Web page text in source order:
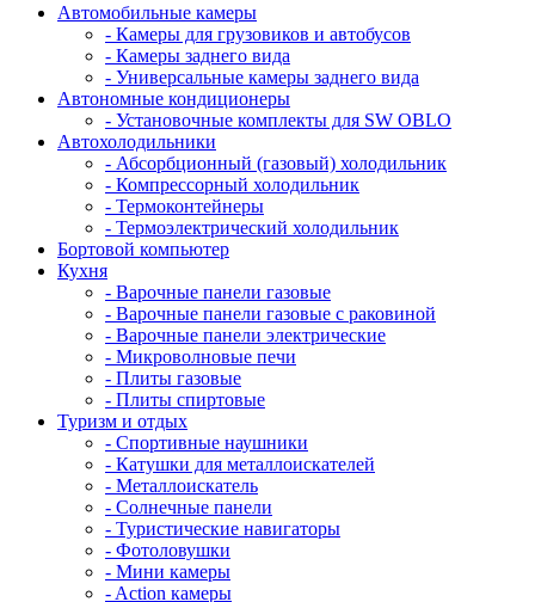
Автомобильные камеры
- Камеры для грузовиков и автобусов
- Камеры заднего вида
- Универсальные камеры заднего вида
Автономные кондиционеры
- Установочные комплекты для SW OBLO
Автохолодильники
- Абсорбционный (газовый) холодильник
- Компрессорный холодильник
- Термоконтейнеры
- Термоэлектрический холодильник
Бортовой компьютер
Кухня
- Варочные панели газовые
- Варочные панели газовые с раковиной
- Варочные панели электрические
- Микроволновые печи
- Плиты газовые
- Плиты спиртовые
Туризм и отдых
- Cпортивные наушники
- Катушки для металлоискателей
- Металлоискатель
- Солнечные панели
- Туристические навигаторы
- Фотоловушки
- Мини камеры
- Action камеры